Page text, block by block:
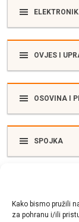
Kako bismo pružili
za pohranu i/ili
OVJES I
OSOVINA I
SPOJKA